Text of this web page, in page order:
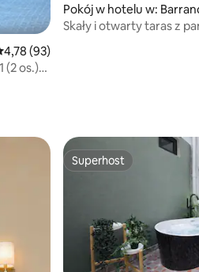
ocena: 4,78 na 5, liczba
4,78 (93)
(2 os.)
Pokój w hotelu w:
s
Skały i otwarty taras z
Superhost
Superhost